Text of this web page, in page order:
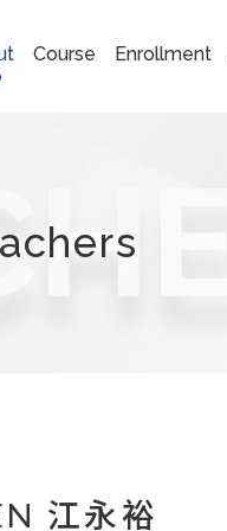
Course Enrollment
江永裕